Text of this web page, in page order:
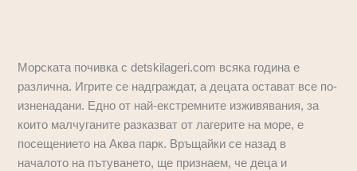
Морската почивка с detskilageri.com всяка година е
различна. Игрите се надграждат, а децата остават все по-
изненадани. Едно от най-екстремните изживявания, за
които малчуганите разказват от лагерите на море, е
посещението на Аква парк. Връщайки се назад в
началото на пътуването, ще признаем, че деца и